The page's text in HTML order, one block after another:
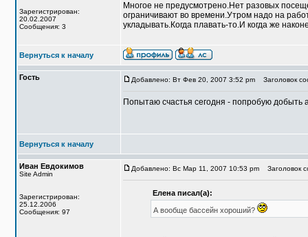
Зарегистрирован:
20.02.2007
Сообщения: 3
Многое не предусмотрено.Нет разовых
ограничивают во времени.Утром надо на
укладывать.Когда плавать-то.И когда же
Вернуться к началу
Гость Добавлено: Вт Фев 20, 2007 3:52 pm Заголовок
Попытаю счастья сегодня - попробую добыть
Вернуться к началу
Иван Евдокимов
Site Admin
Зарегистрирован:
25.12.2006
Сообщения: 97
Добавлено: Вс Мар 11, 2007 10:53 pm Заголовок
Елена писал(а):
А вообще бассейн хороший?